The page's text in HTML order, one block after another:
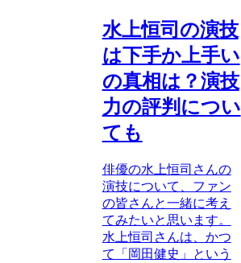
水上恒司の演技
は下手か上手い
の真相は？演技
力の評判につい
ても
俳優の水上恒司さんの
演技について、ファン
の皆さんと一緒に考え
てみたいと思います。
水上恒司さんは、かつ
て「岡田健史」という